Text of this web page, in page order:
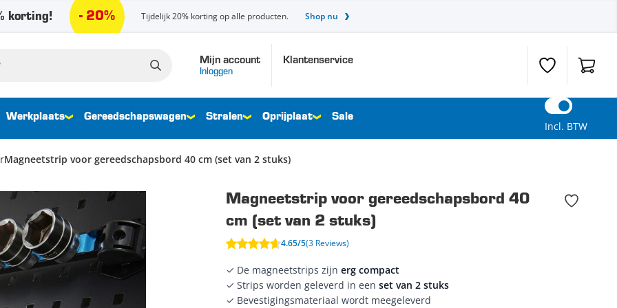
korting! - 20% Tijdelijk 20% korting op alle producten. Shop nu
Mijn account
Inloggen
Klantenservice
Verlanglijst
Werkplaats Gereedschapswagen Stralen Oprijplaat Sale
Incl. BTW
Magneetstrip voor gereedschapsbord 40 cm (set van 2 stuks)
Magneetstrip voor gereedschapsbord 40
cm (set van 2 stuks)
4.65/5(3 Reviews)
✓ De magneetstrips zijn erg compact
✓ Strips worden geleverd in een set van 2 stuks
✓ Bevestigingsmateriaal wordt meegeleverd